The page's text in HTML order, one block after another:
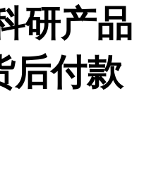
研产品
后付款